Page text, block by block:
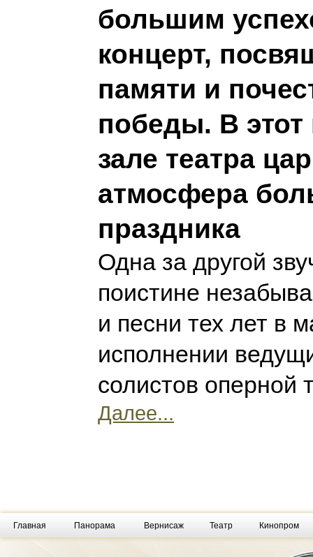
большим
концерт,
памяти и
победы. В этот
зале театра
атмосфера
праздника
Одна за другой
поистине
и песни тех лет в
исполнении
солистов оперной
Далее...
Главная Панорама Вернисаж Театр Кинопром